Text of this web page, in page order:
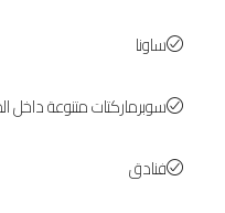
ساونا
سوبرماركتات متنوعة داخل
فنادق